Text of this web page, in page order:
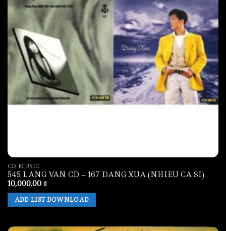
CD MUSIC
545 LANG VAN CD – 167 DANG XUA (NHIEU CA SI)
10,000.00 ₫
ADD LIST DOWNLOAD